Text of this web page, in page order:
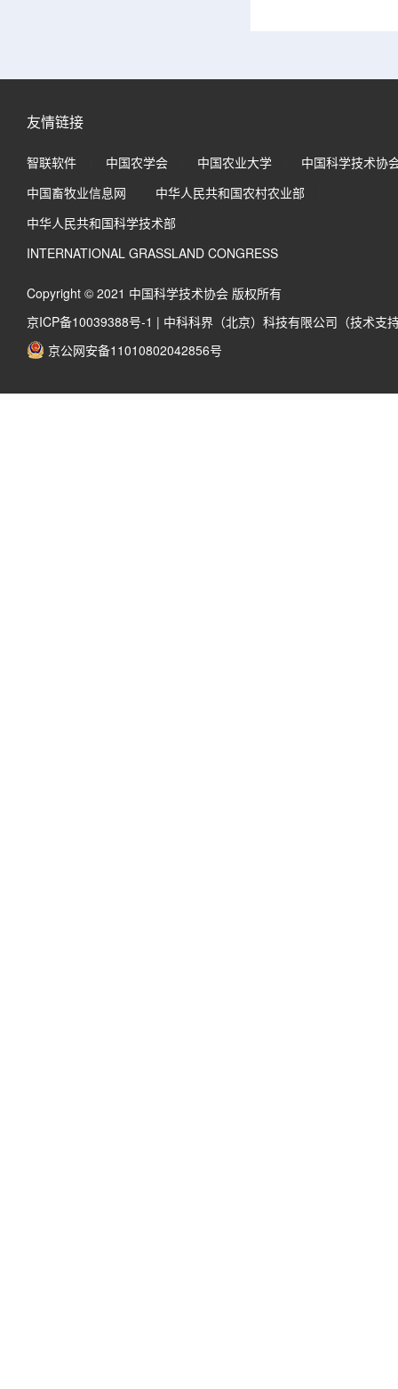
友情链接
智联软件 中国农学会 中国农业大学
中国科学技术协
中国畜牧业信息网
中华人民共和国农村农业部
中华人民共和国科学技术部
INTERNATIONAL GRASSLAND CONGRESS
Copyright © 2021 中国科学技术协会 版权所有
京ICP备10039388号-1 | 中科科界（北京）科技有限公司（技术支
京公网安备11010802042856号